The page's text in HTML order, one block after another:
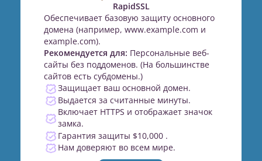
RapidSSL
Обеспечивает базовую защиту основного
домена (например, www.example.com и
example.com).
Рекомендуется для: Персональные веб-
сайты без поддоменов. (На большинстве
сайтов есть субдомены.)
Защищает ваш основной домен.
Выдается за считанные минуты.
Включает HTTPS и отображает значок
замка.
Гарантия защиты $10,000 .
Нам доверяют во всем мире.